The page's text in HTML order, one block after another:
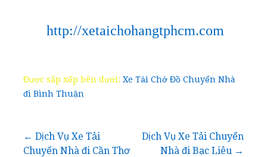
http://xetaichohangtphcm.com
Được sắp xếp bên dưới: Xe Tải Chở Đồ Chuyển Nhà
đi Bình Thuận
Điều
← Dịch Vụ Xe Tải
Chuyển Nhà đi Cần Thơ
Dịch Vụ Xe Tải Chuyển
Nhà đi Bạc Liêu →